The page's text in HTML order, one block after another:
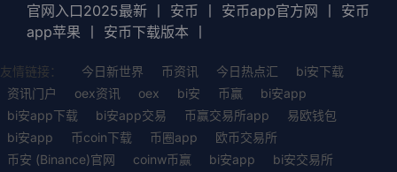
官网入口2025最新
安币 安币app官方网
安币
app苹果
安币下载版本
友情链接： 今日新世界 币资讯 今日热点汇
bi安下载
资讯门户
oex资讯 oex bi安 币赢
bi安app
bi安app下载
bi安app交易 币赢交易所app
易欧钱包
bi安app
币coin下载 币圈app
欧币交易所
币安 (Binance)官网
coinw币赢 bi安app bi安交易所